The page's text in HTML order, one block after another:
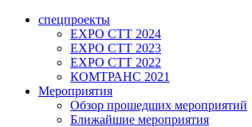
спецпроекты
EXPO CTT 2024
EXPO CTT 2023
EXPO CTT 2022
КОМТРАНС 2021
Мероприятия
Обзор прошедших мероприятий
Ближайшие мероприятия